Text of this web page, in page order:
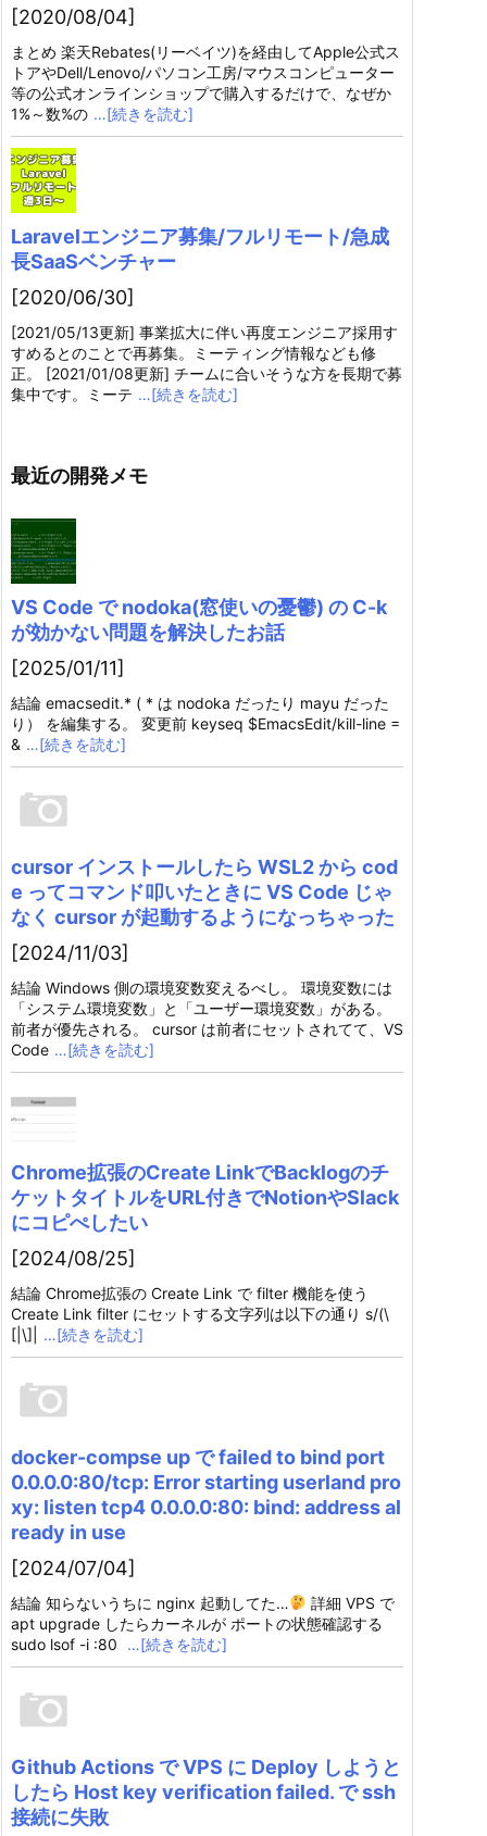
[2020/08/04]
まとめ 楽天Rebates(リーベイツ)を経由してApple公式ス
トアやDell/Lenovo/パソコン工房/マウスコンピューター
等の公式オンラインショップで購入するだけで、なぜか
1%～数%の …[続きを読む]
Laravelエンジニア募集/フルリモート/急成
長SaaSベンチャー
[2020/06/30]
[2021/05/13更新] 事業拡大に伴い再度エンジニア採用す
すめるとのことで再募集。ミーティング情報なども修
正。 [2021/01/08更新] チームに合いそうな方を長期で募
集中です。ミーテ …[続きを読む]
最近の開発メモ
VS Code で nodoka(窓使いの憂鬱) の C-k
が効かない問題を解決したお話
[2025/01/11]
結論 emacsedit.* ( * は nodoka だったり mayu だった
り） を編集する。 変更前 keyseq $EmacsEdit/kill-line =
& …[続きを読む]
cursor インストールしたら WSL2 から cod
e ってコマンド叩いたときに VS Code じゃ
なく cursor が起動するようになっちゃった
[2024/11/03]
結論 Windows 側の環境変数変えるべし。 環境変数には
「システム環境変数」と「ユーザー環境変数」がある。
前者が優先される。 cursor は前者にセットされてて、VS
Code …[続きを読む]
Chrome拡張のCreate LinkでBacklogのチ
ケットタイトルをURL付きでNotionやSlack
にコピぺしたい
[2024/08/25]
結論 Chrome拡張の Create Link で filter 機能を使う
Create Link filter にセットする文字列は以下の通り s/(\
[|\]|
…[続きを読む]
docker-compse up で failed to bind port
0.0.0.0:80/tcp: Error starting userland pro
xy: listen tcp4 0.0.0.0:80: bind: address al
ready in use
[2024/07/04]
結論 知らないうちに nginx 起動してた…
詳細 VPS で
apt upgrade したらカーネルが ポートの状態確認する
sudo lsof -i :80
…[続きを読む]
Github Actions で VPS に Deploy しようと
したら Host key verification failed. で ssh
接続に失敗